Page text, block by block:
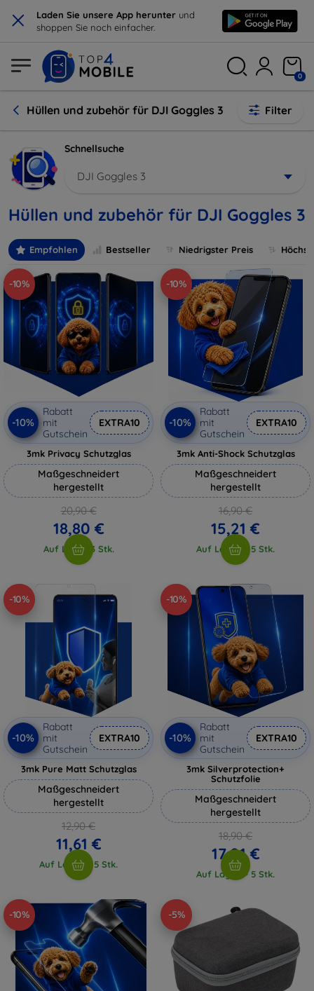
× Laden Sie unsere App herunter und
shoppen Sie noch einfacher.
0
Hüllen und zubehör für DJI Goggles 3 Filter
Schnellsuche
DJI Goggles 3
Hüllen und zubehör für DJI Goggles 3
Empfohlen Bestseller Niedrigster Preis
-10%
-10%
Rabatt
mit
Gutschein
EXTRA10
3mk Privacy Schutzglas
Maßgeschneidert
hergestellt
20,90 €
18,80 €
Auf Lager 3 Stk.
-10%
-10%
Rabatt
mit
Gutschein
EXTRA10
3mk Anti-Shock Schutzglas
Maßgeschneidert
hergestellt
16,90 €
15,21 €
Auf Lager > 5 Stk.
-10%
-10%
Rabatt
mit
Gutschein
EXTRA10
3mk Pure Matt Schutzglas
Maßgeschneidert
hergestellt
12,90 €
11,61 €
Auf Lager > 5 Stk.
-10%
-10%
Rabatt
mit
Gutschein
EXTRA10
3mk Silverprotection+
Schutzfolie
Maßgeschneidert
hergestellt
18,90 €
17,01 €
Auf Lager > 5 Stk.
-10% -5%